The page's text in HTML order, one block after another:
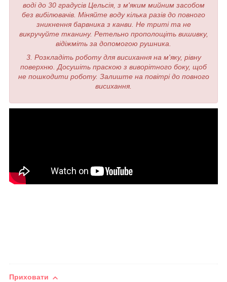
воді до 30 градусів Цельсія, з м'яким мийним засобом
без вибілювачів. Міняйте воду кілька разів до повного
зникнення барвника з канви. Не триті та не
викручуйте тканину. Ретельно прополощіть вишивку,
відіжміть за допомогою рушника.
3. Розкладіть роботу для висихання на м'яку, рівну
поверхню. Досушіть праскою з виворітного боку, щоб
не пошкодити роботу. Залиште на повітрі до повного
висихання.
Приховати